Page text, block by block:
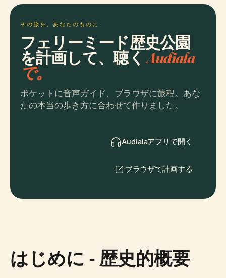
その旅を、あなたのものに
フェリーミード歴史公園
を計画して、聴くAudiala
で。
ポケットに音声ガイド、ブラウザに旅程。あな
たの本当の歩き方に合わせて作りました。
Audialaアプリで開く
ブラウザで計画する
はじめに - 歴史的概要